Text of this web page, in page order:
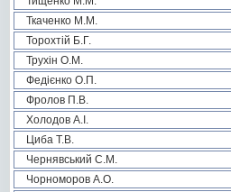
Ткаченко М.М.
Торохтій Б.Г.
Трухін О.М.
Федієнко О.П.
Фролов П.В.
Холодов А.І.
Циба Т.В.
Чернявський С.М.
Чорноморов А.О.